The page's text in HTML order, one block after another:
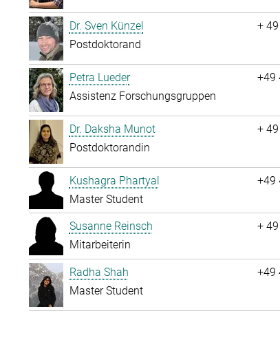
Dr. Sven Künzel
Postdoktorand
+
Petra Lueder
Assistenz Forschungsgruppen
+49
Dr. Daksha Munot
Postdoktorandin
+
Kushagra Phartyal
Master Student
+49
Susanne Reinsch
Mitarbeiterin
+
Radha Shah
Master Student
+49